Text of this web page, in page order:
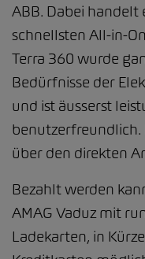
ABB. Dabei handelt
schnellsten All-in-
Terra 360 wurde
Bedürfnisse der
und ist äusserst
über den direkten
Bezahlt werden
AMAG Vaduz mit
Ladekarten, in